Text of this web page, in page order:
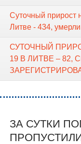
Суточный прирост
Литве - 434,
СУТОЧНЫЙ
19 В ЛИТВЕ – 82,
ЗА СУТКИ